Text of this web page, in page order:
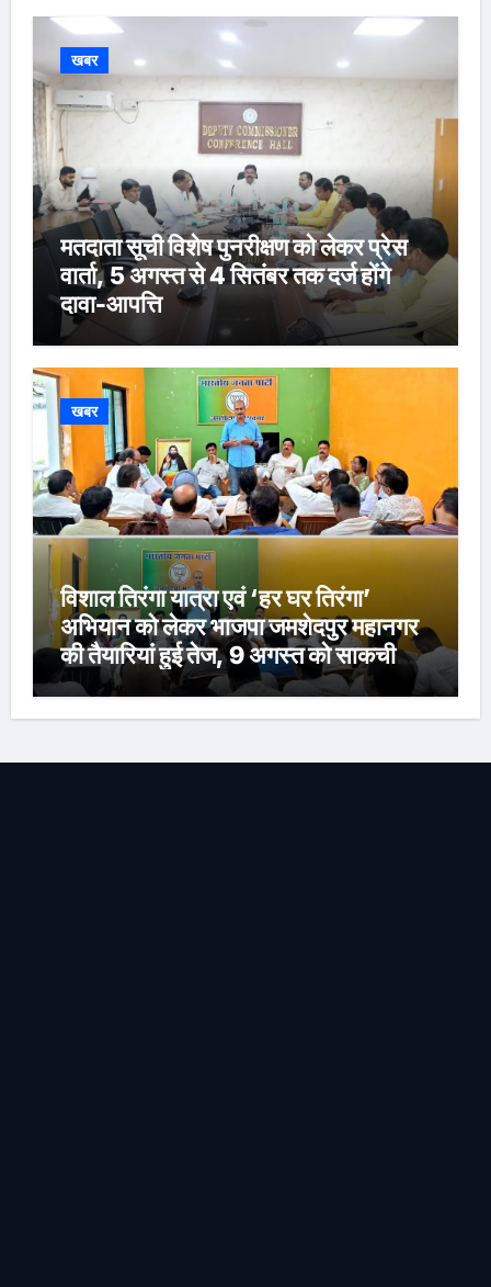
खबर
मतदाता सूची विशेष पुनरीक्षण को लेकर प्रेस
वार्ता, 5 अगस्त से 4 सितंबर तक दर्ज होंगे
दावा-आपत्ति
खबर
विशाल तिरंगा यात्रा एवं ‘हर घर तिरंगा’
अभियान को लेकर भाजपा जमशेदपुर महानगर
की तैयारियां हुई तेज, 9 अगस्त को साकची
नेताजी सुभाष मैदान से निकलेगी विशाल तिरंगा
यात्रा